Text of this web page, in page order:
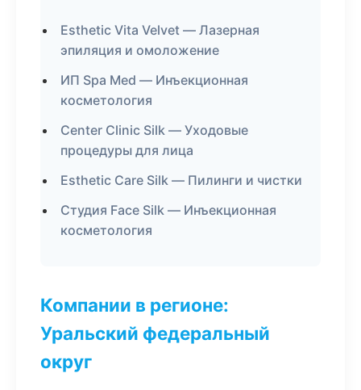
Esthetic Vita Velvet — Лазерная
эпиляция и омоложение
ИП Spa Med — Инъекционная
косметология
Center Clinic Silk — Уходовые
процедуры для лица
Esthetic Care Silk — Пилинги и чистки
Студия Face Silk — Инъекционная
косметология
Компании в регионе:
Уральский федеральный
округ